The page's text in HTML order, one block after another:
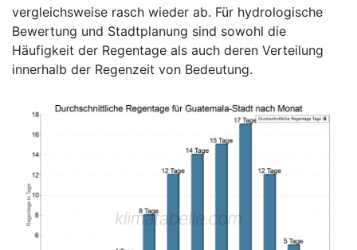
vergleichsweise rasch wieder ab. Für hydrologische
Bewertung und Stadtplanung sind sowohl die
Häufigkeit der Regentage als auch deren Verteilung
innerhalb der Regenzeit von Bedeutung.